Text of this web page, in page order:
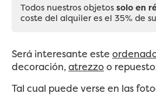
Todos nuestros objetos solo en
coste del alquiler es el 35% de
Será interesante este
decoración,atrezzoo
Tal cual puede verse en las